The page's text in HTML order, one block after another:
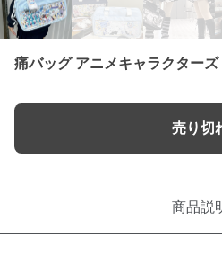
痛バッグ アニメキャラクター
売り切
商品説